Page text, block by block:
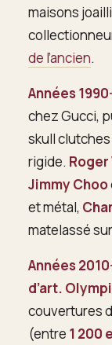
maisons
de l’ancien.
Années
chez Gucci,
skull
rigide.
Jimmy Choo
et métal,
matelassé
Années
d’art.
couvertures
(entre 1 200